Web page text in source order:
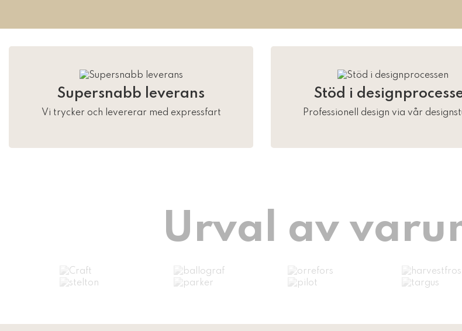
Supersnabb leverans
Vi trycker och levererar med expressfart
Stöd i
Professionell design via vår
Urval av